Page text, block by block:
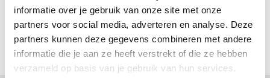
informatie over je gebruik van onze site met onze
partners voor social media, adverteren en analyse. Deze
partners kunnen deze gegevens combineren met andere
informatie die je aan ze heeft verstrekt of die ze hebben
verzameld op basis van je gebruik van hun services.
Delen